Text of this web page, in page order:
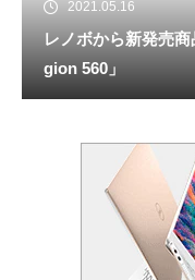
2021.05.16
レノボから新発売
gion 560」